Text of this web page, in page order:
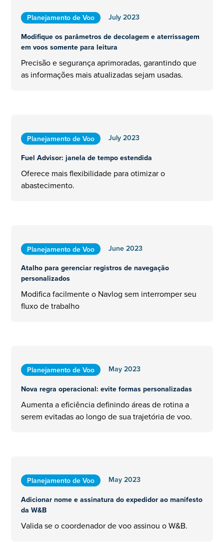
Planejamento de Voo
July 2023
Modifique os parâmetros de decolagem e aterrissagem
em voos somente para leitura
Precisão e segurança aprimoradas, garantindo que
as informações mais atualizadas sejam usadas.
Planejamento de Voo
July 2023
Fuel Advisor: janela de tempo estendida
Oferece mais flexibilidade para otimizar o
abastecimento.
Planejamento de Voo
June 2023
Atalho para gerenciar registros de navegação
personalizados
Modifica facilmente o Navlog sem interromper seu
fluxo de trabalho
Planejamento de Voo
May 2023
Nova regra operacional: evite formas personalizadas
Aumenta a eficiência definindo áreas de rotina a
serem evitadas ao longo de sua trajetória de voo.
Planejamento de Voo
May 2023
Adicionar nome e assinatura do expedidor ao manifesto
da W&B
Valida se o coordenador de voo assinou o W&B.